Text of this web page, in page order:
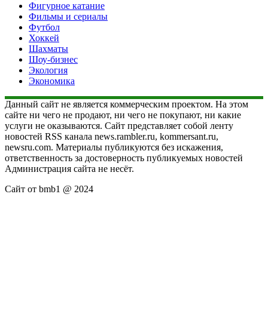
Фигурное катание
Фильмы и сериалы
Футбол
Хоккей
Шахматы
Шоу-бизнес
Экология
Экономика
Данный сайт не является коммерческим проектом. На этом
сайте ни чего не продают, ни чего не покупают, ни какие
услуги не оказываются. Сайт представляет собой ленту
новостей RSS канала news.rambler.ru, kommersant.ru,
newsru.com. Материалы публикуются без искажения,
ответственность за достоверность публикуемых новостей
Администрация сайта не несёт.
Сайт от bmb1 @ 2024